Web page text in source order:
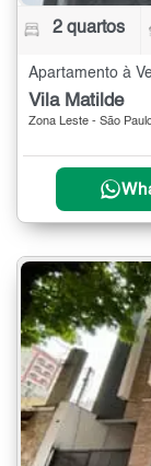
2 quartos
Apartamento à
Vila Matilde
Zona Leste - São